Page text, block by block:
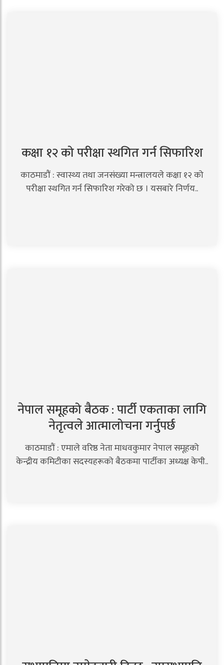
कक्षा १२ को परीक्षा स्थगित गर्न सिफारिश
काठमाडौं : स्वास्थ्य तथा जनसंख्या मन्त्रालयले कक्षा १२ को
परीक्षा स्थगित गर्न सिफारिश गरेको छ । यसबारे निर्णय..
नेपाल समूहको बैठक : पार्टी एकताका लागि
नेतृत्वले आत्मालोचना गर्नुपर्छ
काठमाडौं : एमाले वरिष्ठ नेता माधवकुमार नेपाल समूहको
केन्द्रीय कमिटीका सदस्यहरूको बैठकमा पार्टीका अध्यक्ष केपी..